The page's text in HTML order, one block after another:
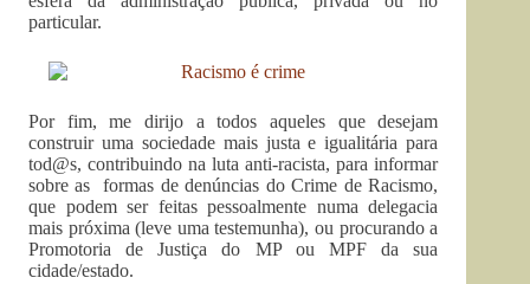
particular.
Por fim, me dirijo a todos aqueles que desejam
construir uma sociedade mais justa e igualitária para
tod@s, contribuindo na luta anti-racista, para informar
sobre as formas de denúncias do Crime de Racismo,
que podem ser feitas pessoalmente numa delegacia
mais próxima (leve uma testemunha), ou procurando a
Promotoria de Justiça do MP ou MPF da sua
cidade/estado.